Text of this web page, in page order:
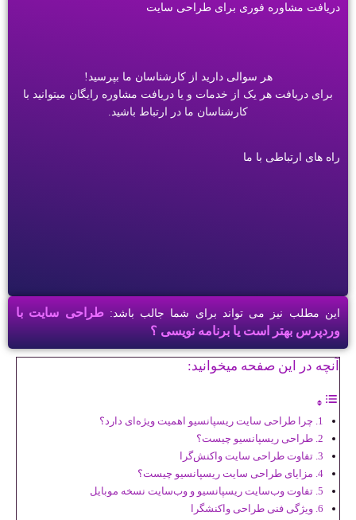
دریافت مشاوره فوری برای طراحی سایت
هر سوالی دارید از کارشناسان ما بپرسید!
برای دریافت هر یک از خدمات و یا دریافت مشاوره رایگان میتوانید با
کارشناسان ما در ارتباط باشید.
راه های ارتباطی با ما
این مطلب نیز می تواند برای شما جالب باشد:طراحی سایت با
وردپرس بهتر است یا برنامه نویسی ؟
آنچه در این صفحه میخوانید:
چرا طراحی سایت ریسپانسیو اهمیت ویژه‌ای دارد؟
طراحی ریسپانسیو چیست؟
تفاوت طراحی سایت واکنش‌گرا
مزایای طراحی سایت ریسپانسیو چیست؟
تفاوت وب‌سایت ریسپانسیو و وب‌سایت نسخه موبایل
ویژگی فنی طراحی واکنشگرا